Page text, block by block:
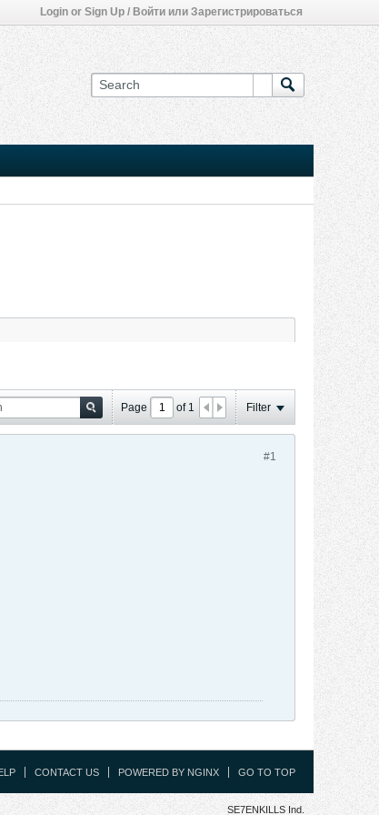
Login or Sign Up / Войти или Зарегистрироваться
Page of 1 Filter
#1
CONTACT US POWERED BY NGINX GO TO TOP
SE7ENKILLS Ind.